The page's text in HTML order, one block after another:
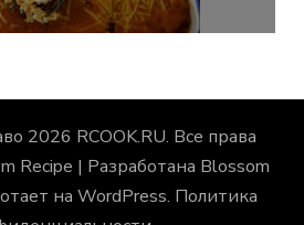
2026 RCOOK.RU. Все права
Recipe | Разработана Blossom
на WordPress. Политика